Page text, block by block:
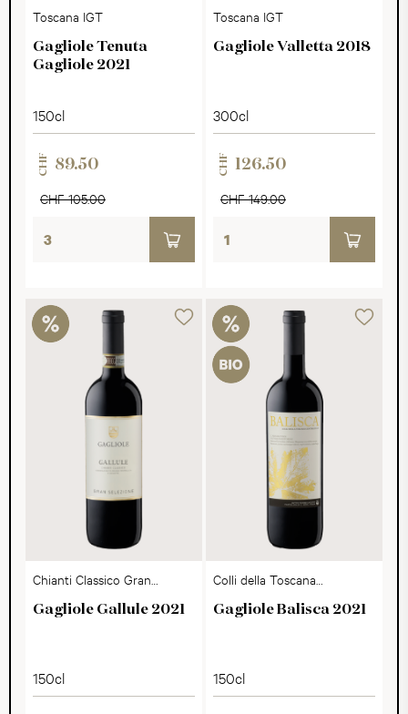
Toscana IGT
Gagliole Tenuta
Gagliole 2021
150cl
CHF 89.50
CHF 105.00
Toscana IGT
Gagliole Valletta 2018
300cl
CHF 126.50
CHF 149.00
Chianti Classico Gran
Selezione DOCG
Gagliole Gallule 2021
150cl
Colli della Toscana
Centrale IGT
Gagliole Balisca 2021
150cl